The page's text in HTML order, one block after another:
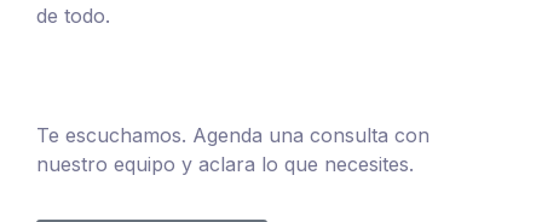
de todo.
Te escuchamos. Agenda una consulta con
nuestro equipo y aclara lo que necesites.